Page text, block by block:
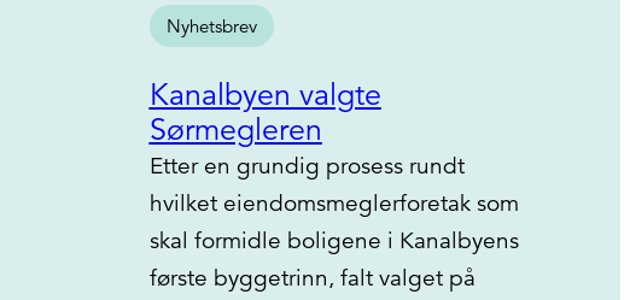
Nyhetsbrev
Kanalbyen valgte
Sørmegleren
Etter en grundig prosess rundt
hvilket eiendomsmeglerforetak som
skal formidle boligene i Kanalbyens
første byggetrinn, falt valget på